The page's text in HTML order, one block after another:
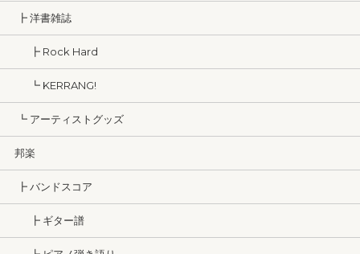
┣ 洋書雑誌
┣ Rock Hard
┗ KERRANG!
┗ アーティストグッズ
邦楽
┣ バンドスコア
┣ ギター譜